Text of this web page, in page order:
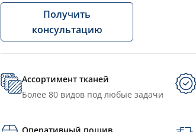
Получить
консультацию
Ассортимент тканей
Более 80 видов под любые задачи